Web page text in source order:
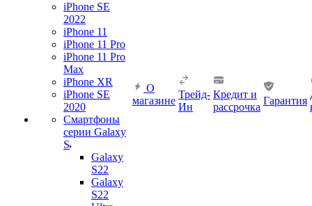
iPhone SE
2022
iPhone 11
iPhone 11 Pro
iPhone 11 Pro
Max
iPhone XR
iPhone SE
2020
Смартфоны
серии Galaxy
S
Galaxy
S22
Galaxy
S22
О
магазине
Трейд-
Ин
Кредит и
рассрочка
Гарантия